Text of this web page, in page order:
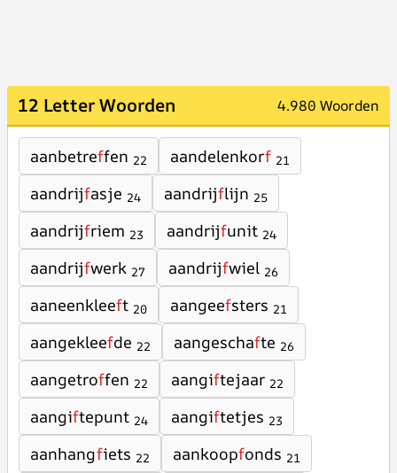
12 Letter Woorden 4.980 Woorden
aanbetreffen 22 aandelenkorf 21
aandrijfasje 24 aandrijflijn 25
aandrijfriem 23 aandrijfunit 24
aandrijfwerk 27 aandrijfwiel 26
aaneenkleeft 20 aangeefsters 21
aangekleefde 22 aangeschafte 26
aangetroffen 22 aangiftejaar 22
aangiftepunt 24 aangiftetjes 23
aanhangfiets 22 aankoopfonds 21